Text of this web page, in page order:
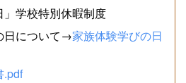
」学校特別休暇制度
について→家族体験学びの日
.pdf